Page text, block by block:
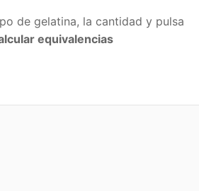
de gelatina, la cantidad y pulsa
equivalencias